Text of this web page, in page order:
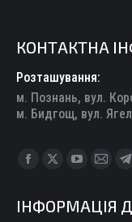
КОНТАКТНА
Розташування:
м. Познань, вул.
м. Бидгощ, вул.
Find us on:
Facebook
opens
X
opens
YouTube
opens
Mail
opens
ІНФОРМАЦІЯ